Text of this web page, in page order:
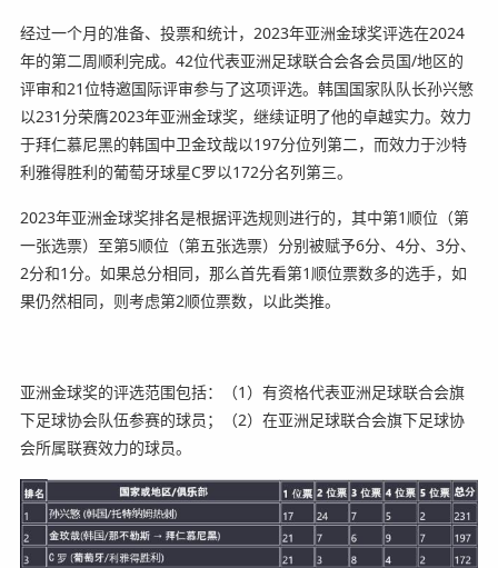
经过一个月的准备、投票和统计，2023年亚洲金球奖评选在2024
年的第二周顺利完成。42位代表亚洲足球联合会各会员国/地区的
评审和21位特邀国际评审参与了这项评选。韩国国家队队长孙兴慜
以231分荣膺2023年亚洲金球奖，继续证明了他的卓越实力。效力
于拜仁慕尼黑的韩国中卫金玟哉以197分位列第二，而效力于沙特
利雅得胜利的葡萄牙球星C罗以172分名列第三。
2023年亚洲金球奖排名是根据评选规则进行的，其中第1顺位（第
一张选票）至第5顺位（第五张选票）分别被赋予6分、4分、3分、
2分和1分。如果总分相同，那么首先看第1顺位票数多的选手，如
果仍然相同，则考虑第2顺位票数，以此类推。
亚洲金球奖的评选范围包括：（1）有资格代表亚洲足球联合会旗
下足球协会队伍参赛的球员；（2）在亚洲足球联合会旗下足球协
会所属联赛效力的球员。